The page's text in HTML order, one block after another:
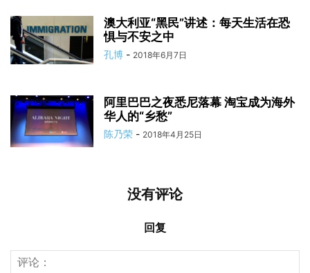
澳大利亚“黑民”讲述：每天生活在恐
惧与不安之中
孔博 - 2018年6月7日
阿里巴巴之夜悉尼落幕 淘宝成为海外
华人的“乡愁”
陈乃荣 - 2018年4月25日
没有评论
回复